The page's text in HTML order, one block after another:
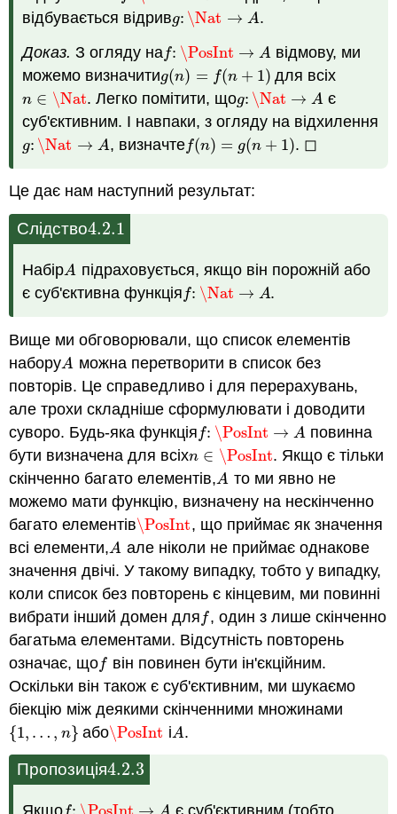
відбувається відривg: \Nat → A
g: \Nat→A
.
Доказ.З огляду наf: \PosInt → A
f:\PosInt→ A
відмову, ми
можемо визначитиg(n) = f(n + 1)
g(n)=f( n+1) для всіх
n ∈ \Nat
n∈\Nat . Легко помітити, щоg: \Nat → A
g: \Nat→A
є
суб'єктивним. І навпаки, з огляду на відхилення
g: \Nat → A
g: \Nat→A , визначтеf(n) = g(n + 1)
f(n)= g( n+1) . ◻
Це дає нам наступний результат:
Слідство4.2.1
4.2.1
НабірA
A підраховується, якщо він порожній або
є суб'єктивна функція f: \Nat → A
f:\Nat→ A .
Вище ми обговорювали, що список елементів
наборуA
A можна перетворити в список без
повторів. Це справедливо і для перерахувань,
але трохи складніше сформулювати і доводити
суворо. Будь-яка функція f: \PosInt → A
f:\PosInt→ A
повинна
бути визначена для всіхn ∈ \PosInt
n∈\PosInt
. Якщо є тільки
скінченно багато елементів,A
A то ми явно не
можемо мати функцію, визначену на нескінченно
багато елементів\PosInt
\PosInt , що приймає як значення
всі елементи,A
A але ніколи не приймає однакове
значення двічі. У такому випадку, тобто у випадку,
коли список без повторень є кінцевим, ми повинні
вибрати інший домен для f
f , один з лише скінченно
багатьма елементами. Відсутність повторень
означає, щоf
f він повинен бути ін'єкційним.
Оскільки він також є суб'єктивним, ми шукаємо
біекцію між деякими скінченними множинами
{1, … , n}
{1,… ,n } або\PosInt
\PosInt іA
A.
Пропозиція4.2.3
4.2.3